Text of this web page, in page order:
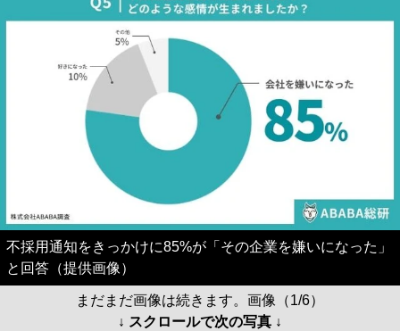
不採用通知をきっかけに85%が「その企業を嫌いになった」
と回答（提供画像）
まだまだ画像は続きます。画像（1/6）
↓ スクロールで次の写真 ↓